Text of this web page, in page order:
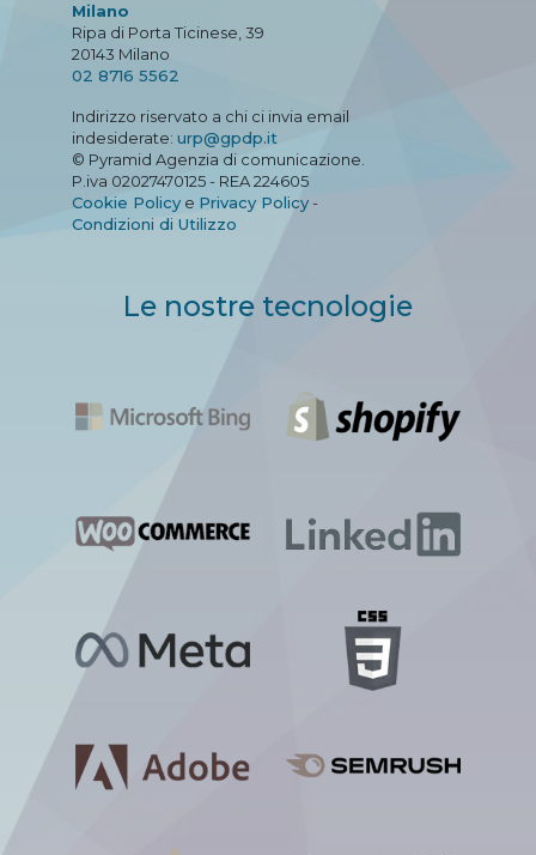
Milano
Ripa di Porta Ticinese, 39
20143 Milano
02 8716 5562
Indirizzo riservato a chi ci invia email
indesiderate: urp@gpdp.it
© Pyramid Agenzia di comunicazione.
P.iva 02027470125 - REA 224605
Cookie Policy e Privacy Policy-
Condizioni di Utilizzo
Le nostre tecnologie